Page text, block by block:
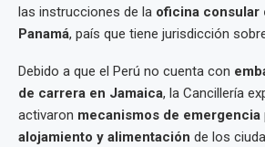
las instrucciones de la oficina consular
Panamá, país que tiene jurisdicción
Debido a que el Perú no cuenta con
de carrera en Jamaica, la Cancillería
activaron mecanismos de emergencia
alojamiento y alimentación de los